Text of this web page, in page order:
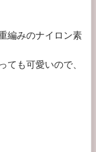
編みのナイロン素
ても可愛いので、